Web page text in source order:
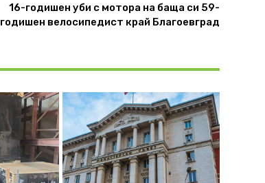
16-годишен уби с мотора на баща си 59-
годишен велосипедист край Благоевград